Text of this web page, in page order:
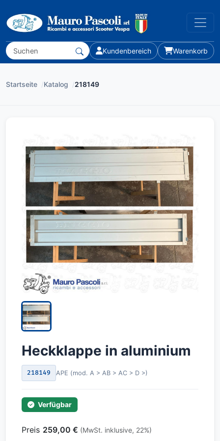
Kundenbereich Warenkorb
Startseite /Katalog /218149
Heckklappe in aluminium
218149 APE (mod. A > AB > AC > D >)
Verfügbar
Preis 259,00 € (MwSt. inklusive, 22%)